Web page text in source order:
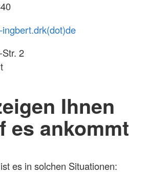
2
Ihnen
es ankommt
es in solchen Situationen: